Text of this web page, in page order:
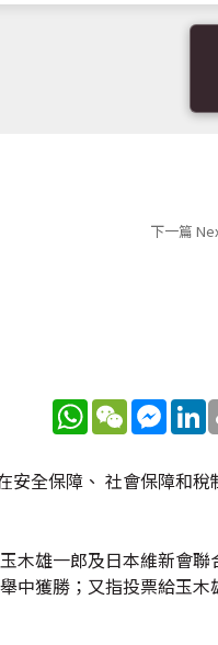
下一篇
WhatsApp
WeChat
安全保障、 社會保障和稅
木雄一郎及日本維新會聯
中獲勝；又指投票給玉木